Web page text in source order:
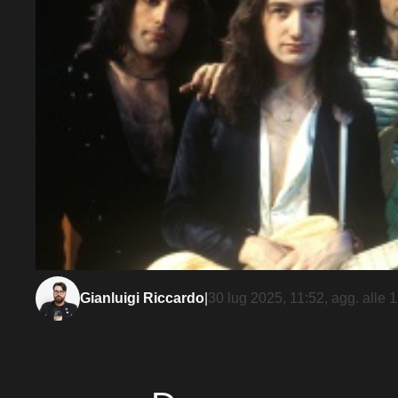
Gianluigi Riccardo 30 lug 2025, 11:52, agg. alle